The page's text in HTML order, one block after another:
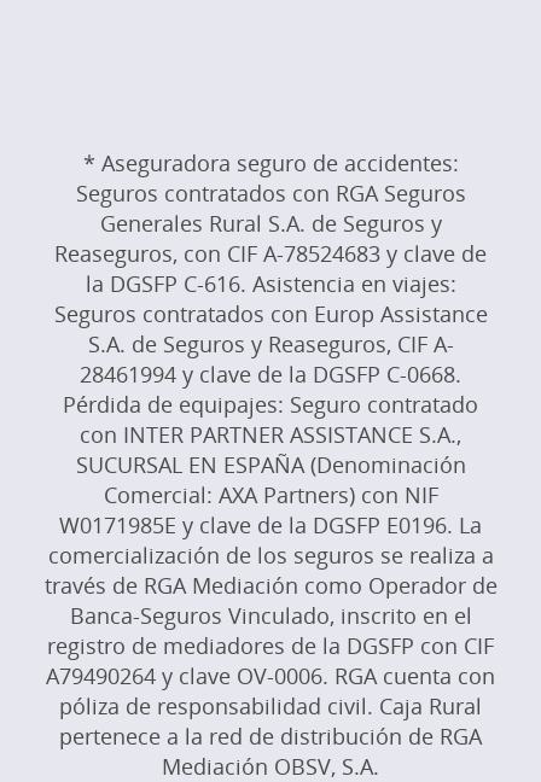
* Aseguradora seguro de accidentes:
Seguros contratados con RGA Seguros
Generales Rural S.A. de Seguros y
Reaseguros, con CIF A-78524683 y clave de
la DGSFP C-616. Asistencia en viajes:
Seguros contratados con Europ Assistance
S.A. de Seguros y Reaseguros, CIF A-
28461994 y clave de la DGSFP C-0668.
Pérdida de equipajes: Seguro contratado
con INTER PARTNER ASSISTANCE S.A.,
SUCURSAL EN ESPAÑA (Denominación
Comercial: AXA Partners) con NIF
W0171985E y clave de la DGSFP E0196. La
comercialización de los seguros se realiza a
través de RGA Mediación como Operador de
Banca-Seguros Vinculado, inscrito en el
registro de mediadores de la DGSFP con CIF
A79490264 y clave OV-0006. RGA cuenta con
póliza de responsabilidad civil. Caja Rural
pertenece a la red de distribución de RGA
Mediación OBSV, S.A.